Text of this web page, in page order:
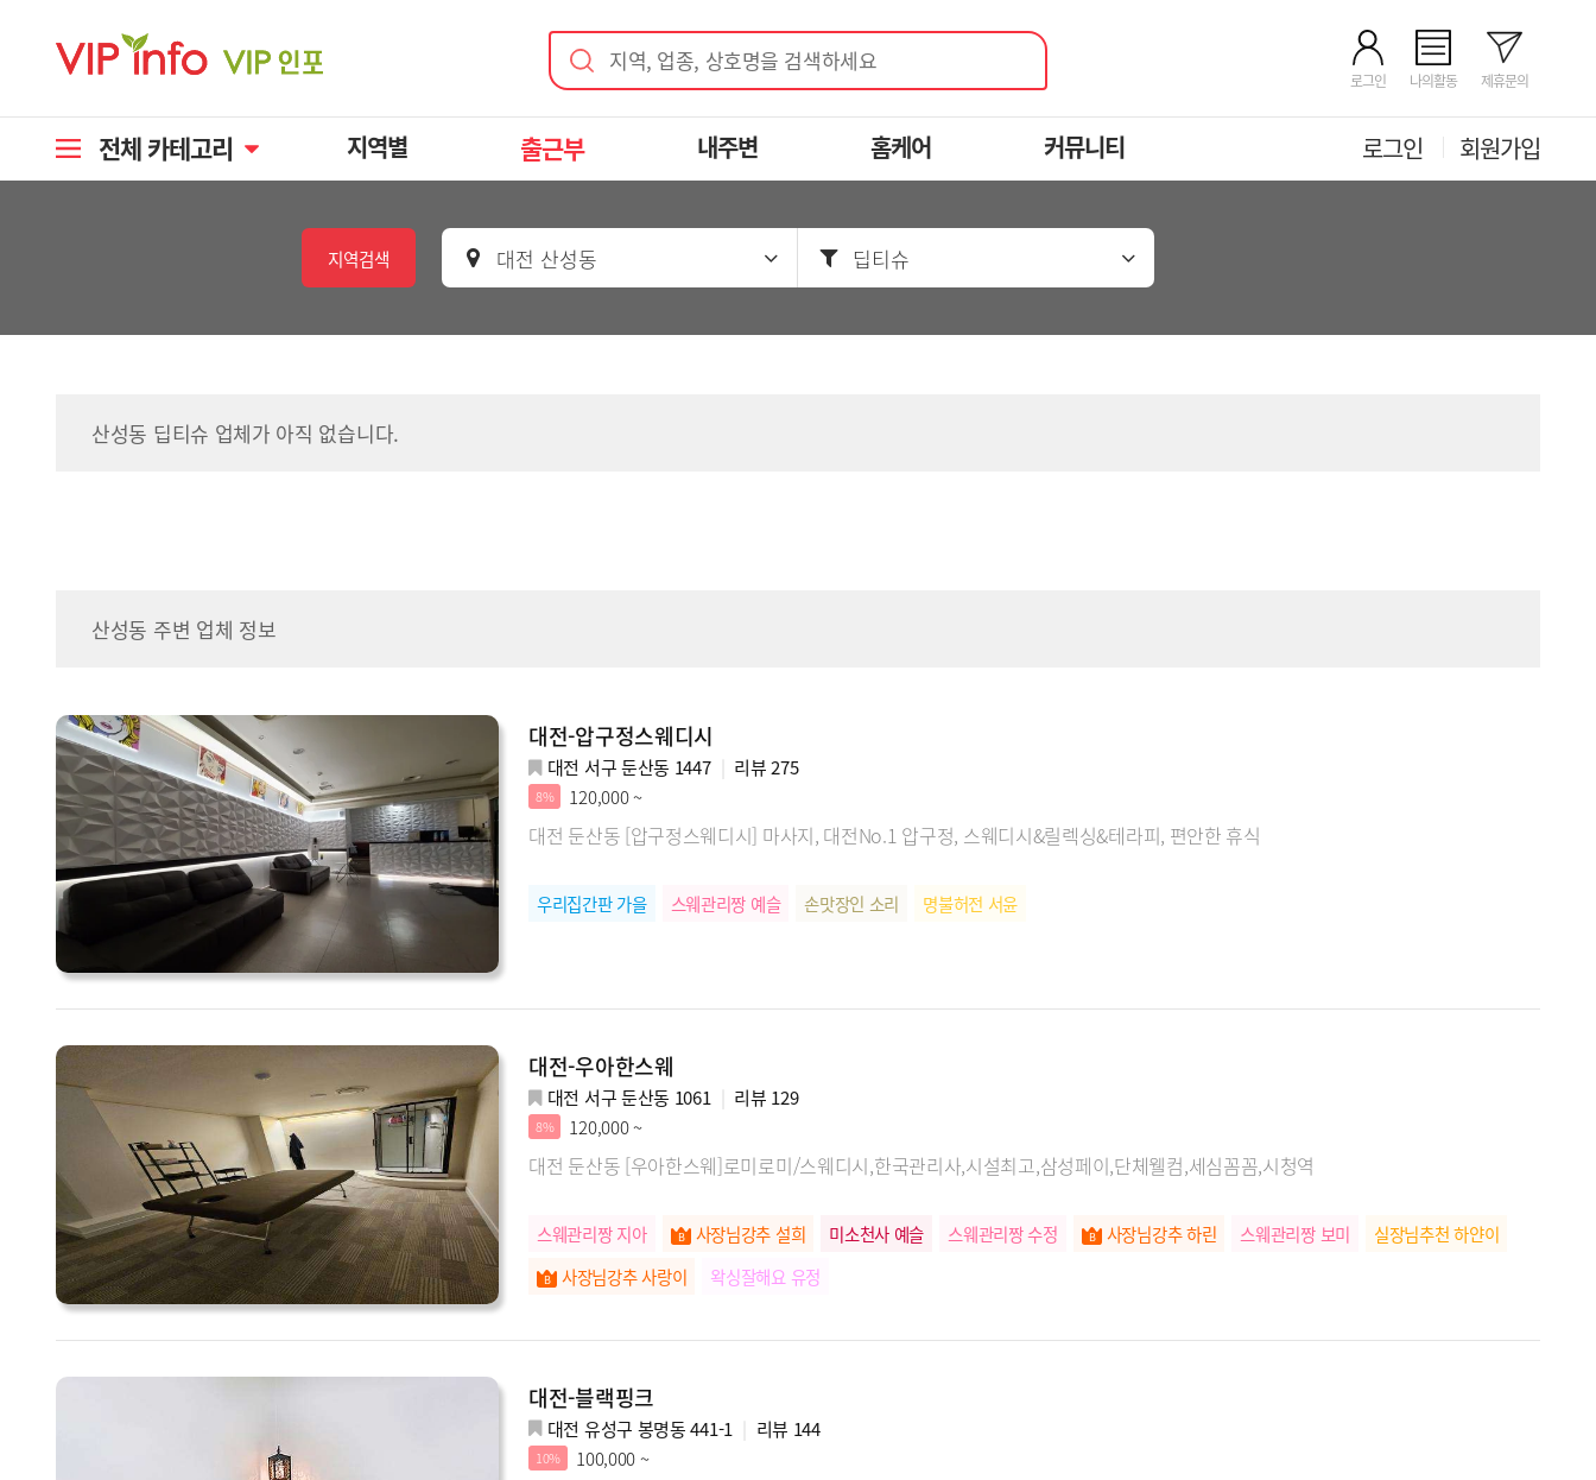
지역, 업종, 상호명을 검색하세요
로그인 나의활동 제휴문의
전체 카테고리 지역별 출근부 내주변 홈케어 커뮤니티 로그인 회원가입
지역검색 대전 산성동 딥티슈
산성동 딥티슈 업체가 아직 없습니다.
산성동 주변 업체 정보
대전-압구정스웨디시
대전 서구 둔산동 1447 리뷰275
8% 120,000 ~
대전 둔산동 [압구정스웨디시] 마사지, 대전No.1 압구정, 스웨디시&릴렉싱&테라피, 편안한 휴식
우리집간판 가을 스웨관리짱 예슬 손맛장인 소리 명불허전 서윤
대전-우아한스웨
대전 서구 둔산동 1061 리뷰 129
8% 120,000 ~
대전 둔산동 [우아한스웨]로미로미/스웨디시,한국관리사,시설최고,삼성페이,단체웰컴,세심꼼꼼,시청역
스웨관리짱 지아 사장님강추 설희 미소천사 예슬 스웨관리짱 수정 사장님강추 하린 스웨관리짱 보미
실장님추천 하얀이
사장님강추 사랑이
왁싱잘해요 유정
대전-블랙핑크
대전 유성구 봉명동 441-1 리뷰 144
10% 100,000 ~